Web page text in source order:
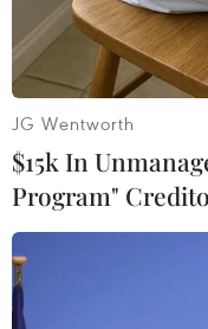
nước.
JG Wentworth
$15k In
Program"